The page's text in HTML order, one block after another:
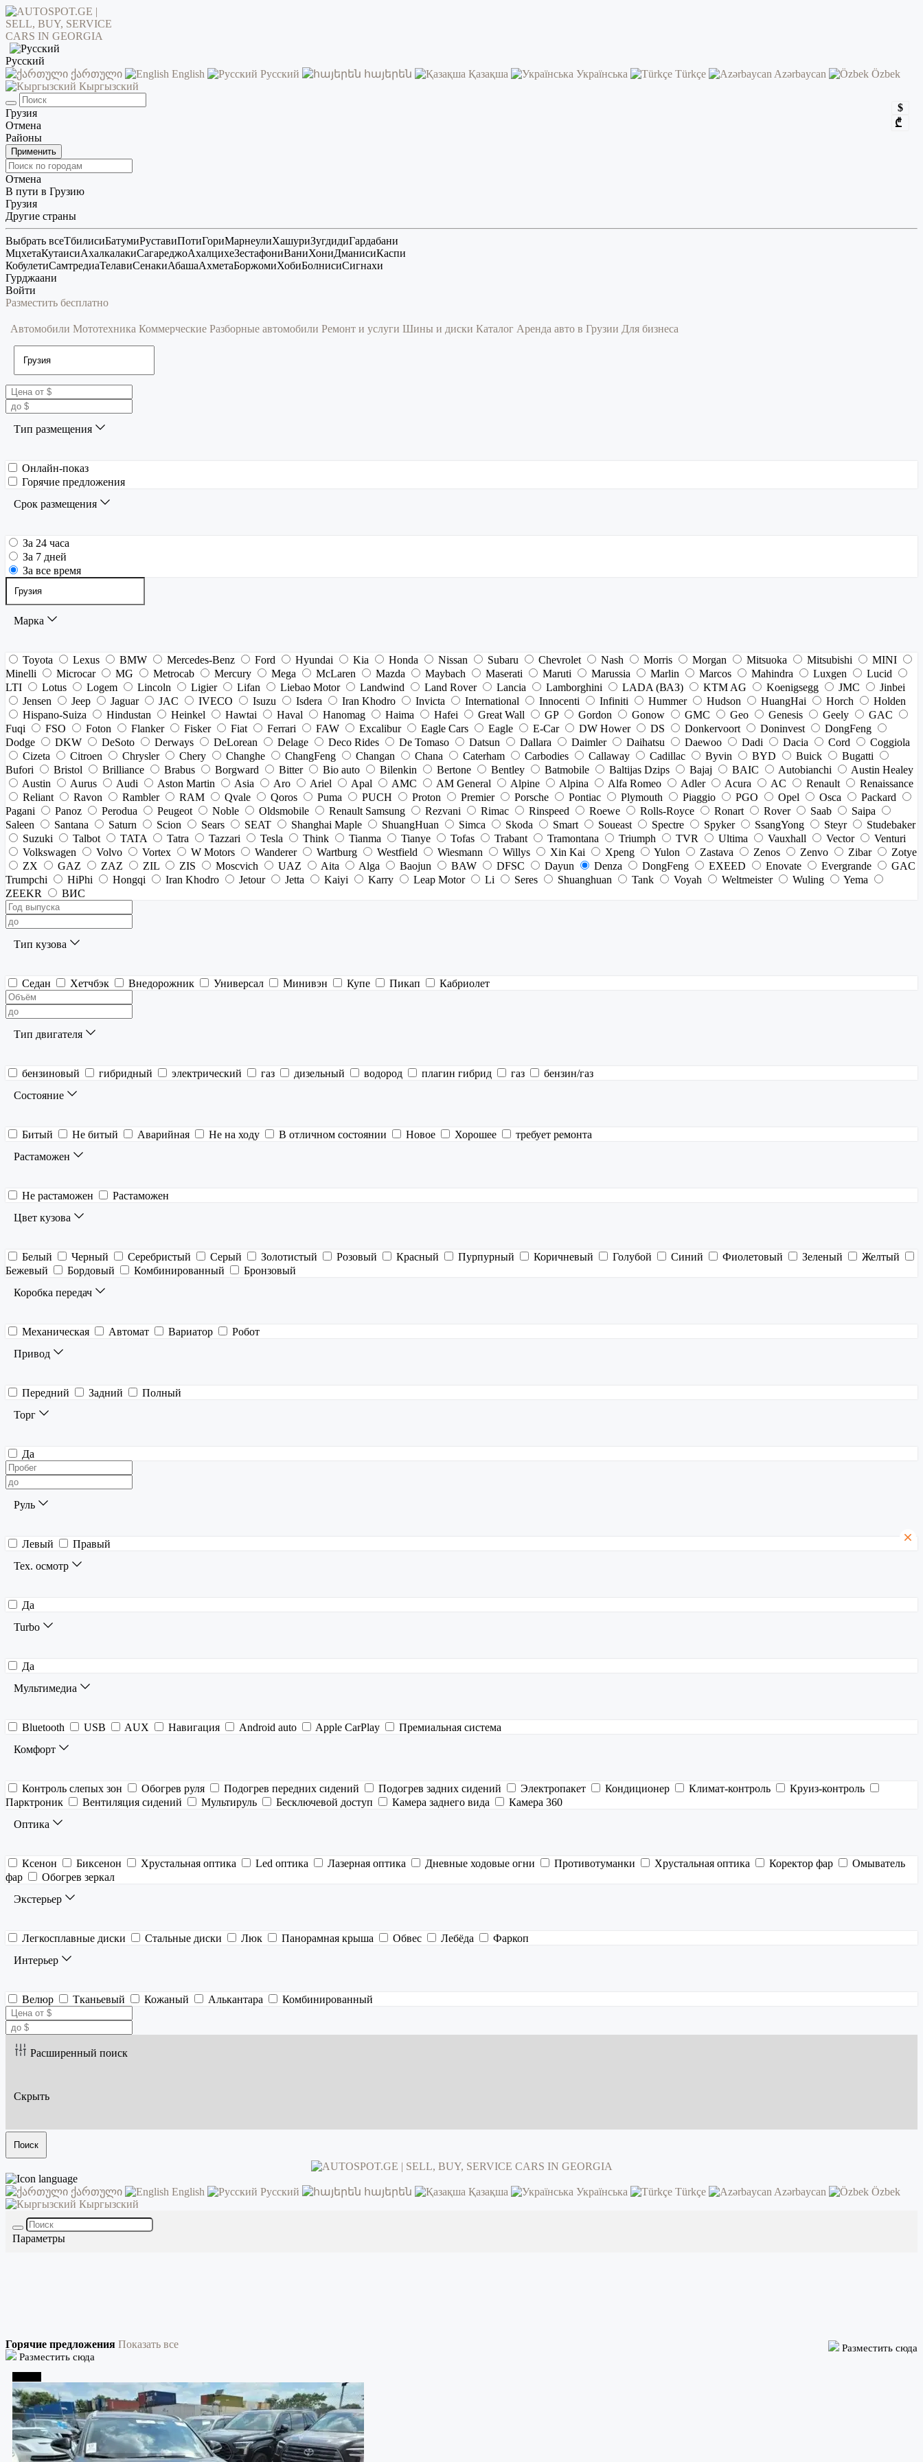
Русский
ქართული
English Русский հայերեն Қазақша Українська Türkçe Azərbaycan
Özbek
Кыргызский
$
₾
Грузия
Отмена
Районы
Применить
Отмена
В пути в Грузию
Грузия
Другие страны
Выбрать всеТбилисиБатумиРуставиПотиГориМарнеулиХашуриЗугдидиГардабани
МцхетаКутаисиАхалкалакиСагареджоАхалцихеЗестафониВаниХониДманисиКаспи
КобулетиСамтредиаТелавиСенакиАбашаАхметаБоржомиХобиБолнисиСигнахи
Гурджаани
Войти
Разместить бесплатно
Автомобили Мототехника Коммерческие Разборные автомобили Ремонт и услуги Шины и диски Каталог Аренда авто в Грузии Для бизнеса
Тип размещения
Онлайн-показ
Горячие предложения
Срок размещения
За 24 часа
За 7 дней
За все время
Марка
Toyota Lexus BMW Mercedes-Benz Ford Hyundai Kia Honda Nissan Subaru Chevrolet Nash Morris Morgan Mitsuoka Mitsubishi
MINI
Minelli
Microcar MG Metrocab Mercury Mega McLaren Mazda Maybach Maserati Maruti Marussia Marlin Marcos Mahindra Luxgen
Lucid
LTI
Lotus Logem Lincoln Ligier Lifan Liebao Motor Landwind Land Rover Lancia Lamborghini LADA (ВАЗ) KTM AG Koenigsegg JMC
Jinbei
Jensen
Jeep Jaguar JAC IVECO Isuzu Isdera Iran Khodro Invicta International Innocenti Infiniti Hummer Hudson HuangHai Horch
Holden
Hispano-Suiza
Hindustan Heinkel Hawtai Haval Hanomag Haima Hafei Great Wall GP Gordon Gonow GMC Geo Genesis Geely
GAC
Fuqi
FSO Foton Flanker Fisker Fiat Ferrari FAW Excalibur Eagle Cars Eagle E-Car DW Hower DS Donkervoort Doninvest
DongFeng
Dodge
DKW DeSoto Derways DeLorean Delage Deco Rides De Tomaso Datsun Dallara Daimler Daihatsu Daewoo Dadi Dacia Cord
Coggiola
Cizeta
Citroen Chrysler Chery Changhe ChangFeng Changan Chana Caterham Carbodies Callaway Cadillac Byvin BYD Buick
Bugatti
Bufori
Bristol Brilliance Brabus Borgward Bitter Bio auto Bilenkin Bertone Bentley Batmobile Baltijas Dzips Bajaj BAIC Autobianchi
Austin Healey
Austin
Aurus Audi Aston Martin Asia Aro Ariel Apal AMC AM General Alpine Alpina Alfa Romeo Adler Acura AC Renault
Renaissance
Reliant
Ravon Rambler RAM Qvale Qoros Puma PUCH Proton Premier Porsche Pontiac Plymouth Piaggio PGO Opel Osca
Packard
Pagani
Panoz Perodua Peugeot Noble Oldsmobile Renault Samsung Rezvani Rimac Rinspeed Roewe Rolls-Royce Ronart Rover Saab
Saipa
Saleen
Santana Saturn Scion Sears SEAT Shanghai Maple ShuangHuan Simca Skoda Smart Soueast Spectre Spyker SsangYong Steyr
Studebaker
Suzuki
Talbot TATA Tatra Tazzari Tesla Think Tianma Tianye Tofas Trabant Tramontana Triumph TVR Ultima Vauxhall Vector
Venturi
Volkswagen
Volvo Vortex W Motors Wanderer Wartburg Westfield Wiesmann Willys Xin Kai Xpeng Yulon Zastava Zenos Zenvo Zibar
Zotye
ZX
GAZ ZAZ ZIL ZIS Moscvich UAZ Aita Alga Baojun BAW DFSC Dayun Denza DongFeng EXEED Enovate Evergrande
GAC
Trumpchi
HiPhi Hongqi Iran Khodro Jetour Jetta Kaiyi Karry Leap Motor Li Seres Shuanghuan Tank Voyah Weltmeister Wuling
Yema
ZEEKR
ВИС
Тип кузова
Седан Хетчбэк Внедорожник Универсал Минивэн Купе Пикап Кабриолет
Тип двигателя
бензиновый гибридный электрический газ дизельный водород плагин гибрид газ
бензин/газ
Состояние
Битый Не битый Аварийная Не на ходу В отличном состоянии Новое Хорошее
требует ремонта
Растаможен
Не растаможен
Растаможен
Цвет кузова
Белый Черный Серебристый Серый Золотистый Розовый Красный Пурпурный Коричневый Голубой Синий Фиолетовый Зеленый
Желтый
Бежевый
Бордовый Комбинированный
Бронзовый
Коробка передач
Механическая Автомат Вариатор
Робот
Привод
Передний Задний
Полный
Торг
Да
Руль
Левый
Правый
Тех. осмотр
Да
Turbo
Да
Мультимедиа
Bluetooth USB AUX Навигация Android auto Apple CarPlay
Премиальная система
Комфорт
Контроль слепых зон Обогрев руля Подогрев передних сидений Подогрев задних сидений Электропакет Кондиционер Климат-контроль
Круиз-контроль
Парктроник
Вентиляция сидений Мультируль Бесключевой доступ Камера заднего вида
Камера 360
Оптика
Ксенон Биксенон Хрустальная оптика Led оптика Лазерная оптика Дневные ходовые огни Противотуманки Хрустальная оптика Коректор фар
Омыватель
фар
Обогрев зеркал
Экстерьер
Легкосплавные диски Стальные диски Люк Панорамная крыша Обвес Лебёда
Фаркоп
Интерьер
Велюр Тканьевый Кожаный Алькантара Комбинированный
Расширенный поиск
Скрыть
Поиск
ქართული English Русский հայերեն Қазақша Українська Türkçe Azərbaycan
Özbek
Кыргызский
Параметры
Горячие предложения Показать все
Разместить сюда
Разместить сюда